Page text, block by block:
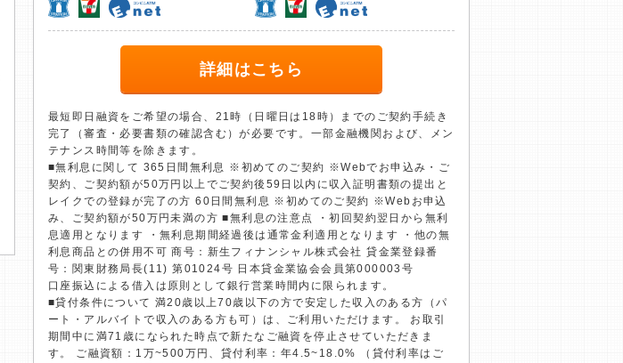
詳細はこちら
最短即日融資をご希望の場合、21時（日曜日は18時）までのご契約手続き
完了（審査・必要書類の確認含む）が必要です。一部金融機関および、メン
テナンス時間等を除きます。
■無利息に関して 365日間無利息 ※初めてのご契約 ※Webでお申込み・ご
契約、ご契約額が50万円以上でご契約後59日以内に収入証明書類の提出と
レイクでの登録が完了の方 60日間無利息 ※初めてのご契約 ※Webお申込
み、ご契約額が50万円未満の方 ■無利息の注意点 ・初回契約翌日から無利
息適用となります ・無利息期間経過後は通常金利適用となります ・他の無
利息商品との併用不可 商号：新生フィナンシャル株式会社 貸金業登録番
号：関東財務局長(11) 第01024号 日本貸金業協会会員第000003号
口座振込による借入は原則として銀行営業時間内に限られます。
■貸付条件について 満20歳以上70歳以下の方で安定した収入のある方（パ
ート・アルバイトで収入のある方も可）は、ご利用いただけます。 お取引
期間中に満71歳になられた時点で新たなご融資を停止させていただきま
す。 ご融資額：1万~500万円、貸付利率：年4.5~18.0% （貸付利率はご